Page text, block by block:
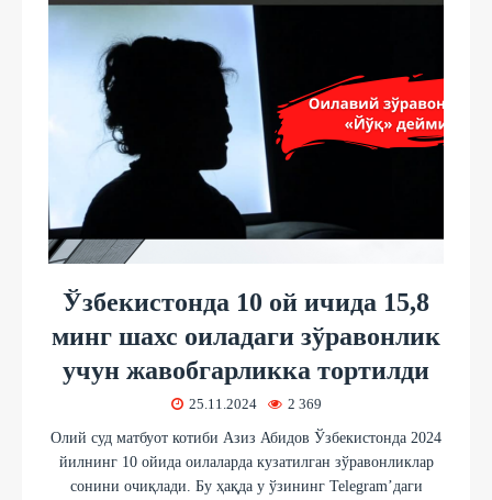
Ўзбекистонда 10 ой ичида 15,8
минг шахс оиладаги зўравонлик
учун жавобгарликка тортилди
25.11.2024 2 369
Олий суд матбуот котиби Азиз Абидов Ўзбекистонда 2024
йилнинг 10 ойида оилаларда кузатилган зўравонликлар
сонини очиқлади. Бу ҳақда у ўзининг Telegram’даги